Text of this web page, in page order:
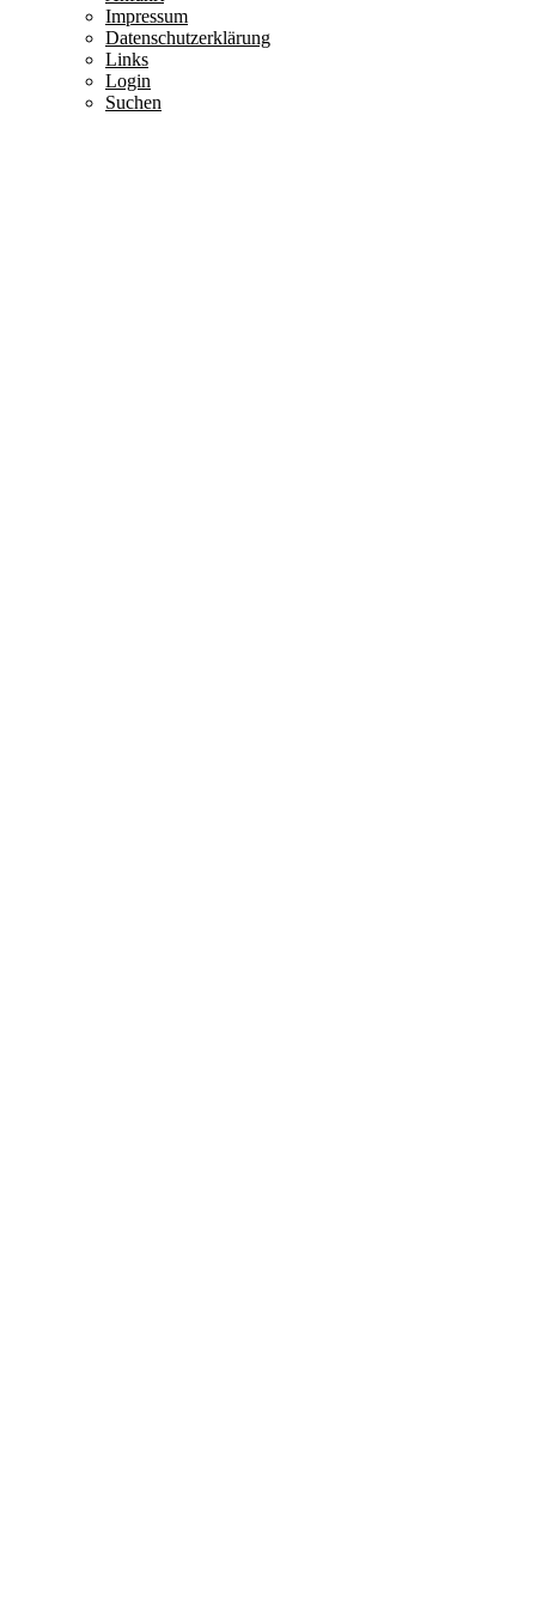
Impressum
Datenschutzerklärung
Links
Login
Suchen